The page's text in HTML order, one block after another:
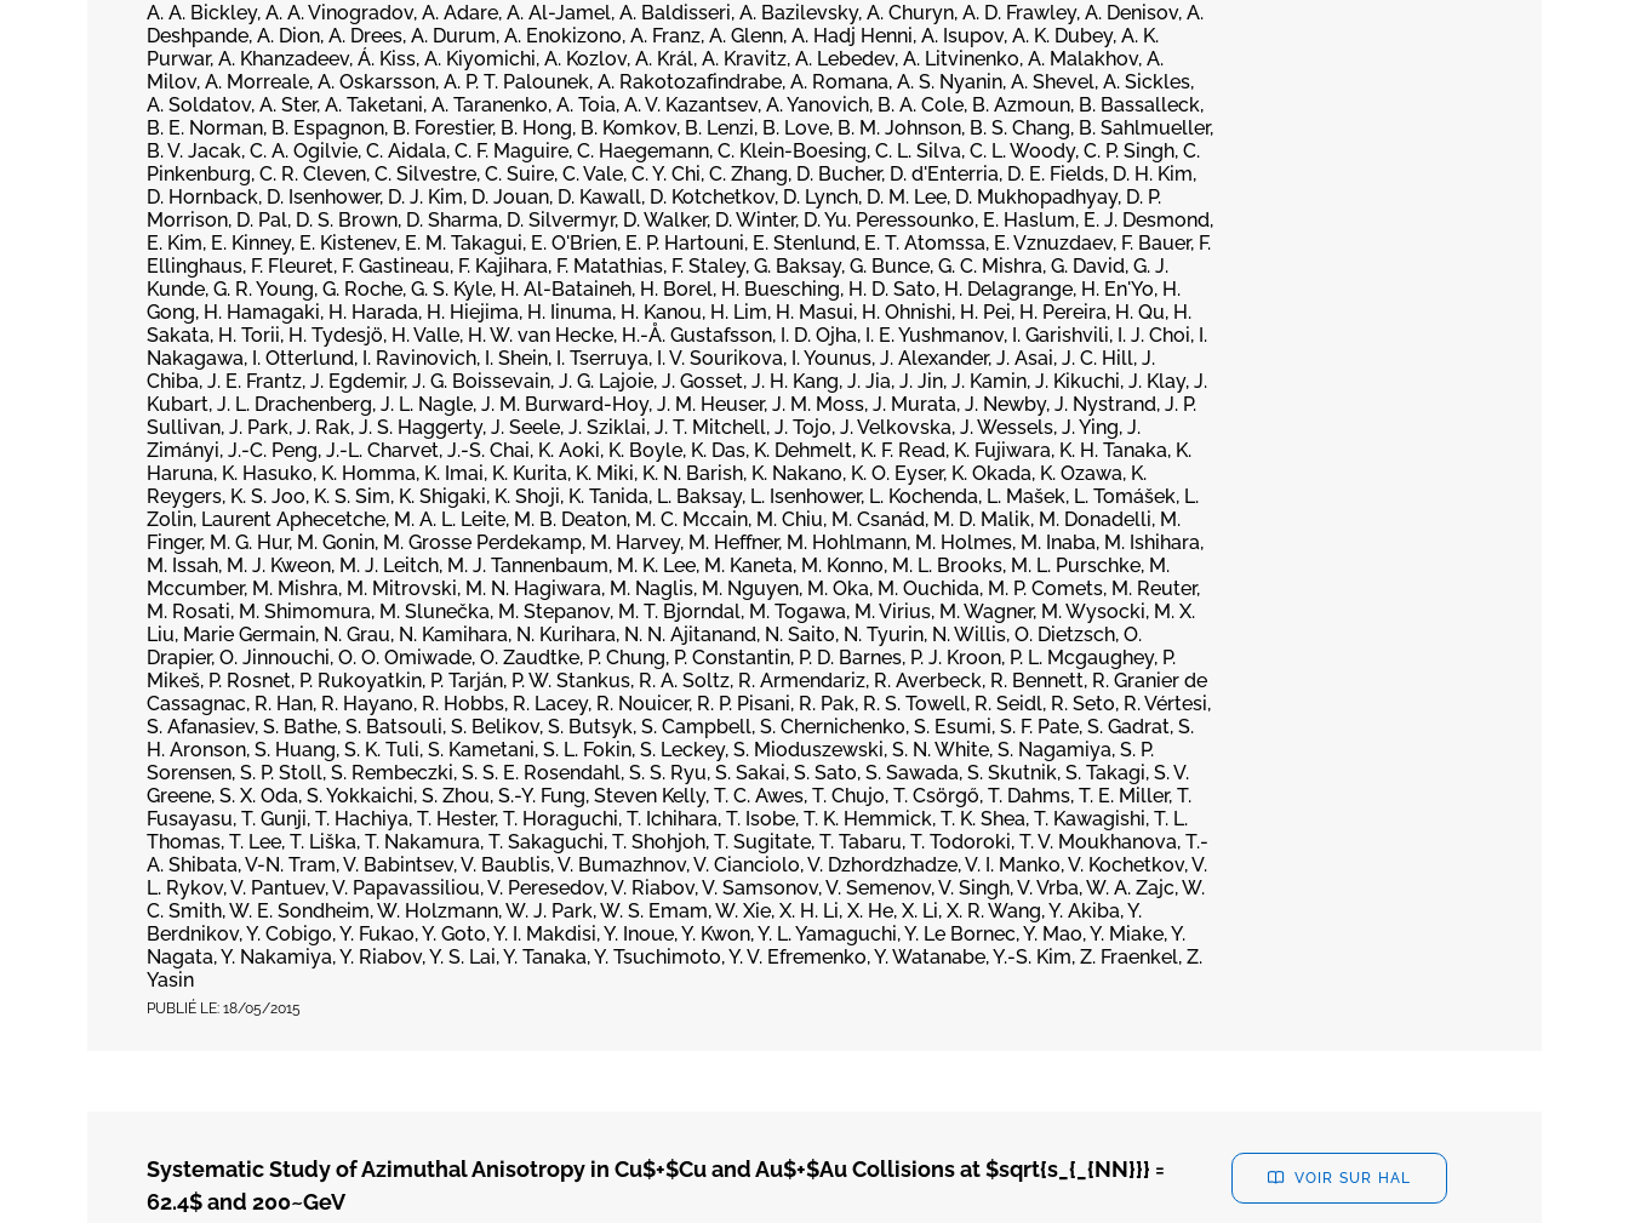
A. A. Bickley, A. A. Vinogradov, A. Adare, A. Al-Jamel, A. Baldisseri, A. Bazilevsky, A. Churyn, A. D. Frawley, A. Denisov, A.
Deshpande, A. Dion, A. Drees, A. Durum, A. Enokizono, A. Franz, A. Glenn, A. Hadj Henni, A. Isupov, A. K. Dubey, A. K.
Purwar, A. Khanzadeev, Á. Kiss, A. Kiyomichi, A. Kozlov, A. Král, A. Kravitz, A. Lebedev, A. Litvinenko, A. Malakhov, A.
Milov, A. Morreale, A. Oskarsson, A. P. T. Palounek, A. Rakotozafindrabe, A. Romana, A. S. Nyanin, A. Shevel, A. Sickles,
A. Soldatov, A. Ster, A. Taketani, A. Taranenko, A. Toia, A. V. Kazantsev, A. Yanovich, B. A. Cole, B. Azmoun, B. Bassalleck,
B. E. Norman, B. Espagnon, B. Forestier, B. Hong, B. Komkov, B. Lenzi, B. Love, B. M. Johnson, B. S. Chang, B. Sahlmueller,
B. V. Jacak, C. A. Ogilvie, C. Aidala, C. F. Maguire, C. Haegemann, C. Klein-Boesing, C. L. Silva, C. L. Woody, C. P. Singh, C.
Pinkenburg, C. R. Cleven, C. Silvestre, C. Suire, C. Vale, C. Y. Chi, C. Zhang, D. Bucher, D. d'Enterria, D. E. Fields, D. H. Kim,
D. Hornback, D. Isenhower, D. J. Kim, D. Jouan, D. Kawall, D. Kotchetkov, D. Lynch, D. M. Lee, D. Mukhopadhyay, D. P.
Morrison, D. Pal, D. S. Brown, D. Sharma, D. Silvermyr, D. Walker, D. Winter, D. Yu. Peressounko, E. Haslum, E. J. Desmond,
E. Kim, E. Kinney, E. Kistenev, E. M. Takagui, E. O'Brien, E. P. Hartouni, E. Stenlund, E. T. Atomssa, E. Vznuzdaev, F. Bauer, F.
Ellinghaus, F. Fleuret, F. Gastineau, F. Kajihara, F. Matathias, F. Staley, G. Baksay, G. Bunce, G. C. Mishra, G. David, G. J.
Kunde, G. R. Young, G. Roche, G. S. Kyle, H. Al-Bataineh, H. Borel, H. Buesching, H. D. Sato, H. Delagrange, H. En'Yo, H.
Gong, H. Hamagaki, H. Harada, H. Hiejima, H. Iinuma, H. Kanou, H. Lim, H. Masui, H. Ohnishi, H. Pei, H. Pereira, H. Qu, H.
Sakata, H. Torii, H. Tydesjö, H. Valle, H. W. van Hecke, H.-Å. Gustafsson, I. D. Ojha, I. E. Yushmanov, I. Garishvili, I. J. Choi, I.
Nakagawa, I. Otterlund, I. Ravinovich, I. Shein, I. Tserruya, I. V. Sourikova, I. Younus, J. Alexander, J. Asai, J. C. Hill, J.
Chiba, J. E. Frantz, J. Egdemir, J. G. Boissevain, J. G. Lajoie, J. Gosset, J. H. Kang, J. Jia, J. Jin, J. Kamin, J. Kikuchi, J. Klay, J.
Kubart, J. L. Drachenberg, J. L. Nagle, J. M. Burward-Hoy, J. M. Heuser, J. M. Moss, J. Murata, J. Newby, J. Nystrand, J. P.
Sullivan, J. Park, J. Rak, J. S. Haggerty, J. Seele, J. Sziklai, J. T. Mitchell, J. Tojo, J. Velkovska, J. Wessels, J. Ying, J.
Zimányi, J.-C. Peng, J.-L. Charvet, J.-S. Chai, K. Aoki, K. Boyle, K. Das, K. Dehmelt, K. F. Read, K. Fujiwara, K. H. Tanaka, K.
Haruna, K. Hasuko, K. Homma, K. Imai, K. Kurita, K. Miki, K. N. Barish, K. Nakano, K. O. Eyser, K. Okada, K. Ozawa, K.
Reygers, K. S. Joo, K. S. Sim, K. Shigaki, K. Shoji, K. Tanida, L. Baksay, L. Isenhower, L. Kochenda, L. Mašek, L. Tomášek, L.
Zolin, Laurent Aphecetche, M. A. L. Leite, M. B. Deaton, M. C. Mccain, M. Chiu, M. Csanád, M. D. Malik, M. Donadelli, M.
Finger, M. G. Hur, M. Gonin, M. Grosse Perdekamp, M. Harvey, M. Heffner, M. Hohlmann, M. Holmes, M. Inaba, M. Ishihara,
M. Issah, M. J. Kweon, M. J. Leitch, M. J. Tannenbaum, M. K. Lee, M. Kaneta, M. Konno, M. L. Brooks, M. L. Purschke, M.
Mccumber, M. Mishra, M. Mitrovski, M. N. Hagiwara, M. Naglis, M. Nguyen, M. Oka, M. Ouchida, M. P. Comets, M. Reuter,
M. Rosati, M. Shimomura, M. Slunečka, M. Stepanov, M. T. Bjorndal, M. Togawa, M. Virius, M. Wagner, M. Wysocki, M. X.
Liu, Marie Germain, N. Grau, N. Kamihara, N. Kurihara, N. N. Ajitanand, N. Saito, N. Tyurin, N. Willis, O. Dietzsch, O.
Drapier, O. Jinnouchi, O. O. Omiwade, O. Zaudtke, P. Chung, P. Constantin, P. D. Barnes, P. J. Kroon, P. L. Mcgaughey, P.
Mikeš, P. Rosnet, P. Rukoyatkin, P. Tarján, P. W. Stankus, R. A. Soltz, R. Armendariz, R. Averbeck, R. Bennett, R. Granier de
Cassagnac, R. Han, R. Hayano, R. Hobbs, R. Lacey, R. Nouicer, R. P. Pisani, R. Pak, R. S. Towell, R. Seidl, R. Seto, R. Vértesi,
S. Afanasiev, S. Bathe, S. Batsouli, S. Belikov, S. Butsyk, S. Campbell, S. Chernichenko, S. Esumi, S. F. Pate, S. Gadrat, S.
H. Aronson, S. Huang, S. K. Tuli, S. Kametani, S. L. Fokin, S. Leckey, S. Mioduszewski, S. N. White, S. Nagamiya, S. P.
Sorensen, S. P. Stoll, S. Rembeczki, S. S. E. Rosendahl, S. S. Ryu, S. Sakai, S. Sato, S. Sawada, S. Skutnik, S. Takagi, S. V.
Greene, S. X. Oda, S. Yokkaichi, S. Zhou, S.-Y. Fung, Steven Kelly, T. C. Awes, T. Chujo, T. Csörgő, T. Dahms, T. E. Miller, T.
Fusayasu, T. Gunji, T. Hachiya, T. Hester, T. Horaguchi, T. Ichihara, T. Isobe, T. K. Hemmick, T. K. Shea, T. Kawagishi, T. L.
Thomas, T. Lee, T. Liška, T. Nakamura, T. Sakaguchi, T. Shohjoh, T. Sugitate, T. Tabaru, T. Todoroki, T. V. Moukhanova, T.-
A. Shibata, V-N. Tram, V. Babintsev, V. Baublis, V. Bumazhnov, V. Cianciolo, V. Dzhordzhadze, V. I. Manko, V. Kochetkov, V.
L. Rykov, V. Pantuev, V. Papavassiliou, V. Peresedov, V. Riabov, V. Samsonov, V. Semenov, V. Singh, V. Vrba, W. A. Zajc, W.
C. Smith, W. E. Sondheim, W. Holzmann, W. J. Park, W. S. Emam, W. Xie, X. H. Li, X. He, X. Li, X. R. Wang, Y. Akiba, Y.
Berdnikov, Y. Cobigo, Y. Fukao, Y. Goto, Y. I. Makdisi, Y. Inoue, Y. Kwon, Y. L. Yamaguchi, Y. Le Bornec, Y. Mao, Y. Miake, Y.
Nagata, Y. Nakamiya, Y. Riabov, Y. S. Lai, Y. Tanaka, Y. Tsuchimoto, Y. V. Efremenko, Y. Watanabe, Y.-S. Kim, Z. Fraenkel, Z.
Yasin
PUBLIÉ LE: 18/05/2015
Systematic Study of Azimuthal Anisotropy in Cu$+$Cu and Au$+$Au Collisions at $sqrt{s_{_{NN}}} =
62.4$ and 200~GeV
VOIR SUR HAL